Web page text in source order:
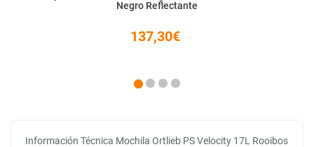
Negro Reflectante
137,30€
Información Técnica Mochila Ortlieb PS Velocity 17L Rooibos